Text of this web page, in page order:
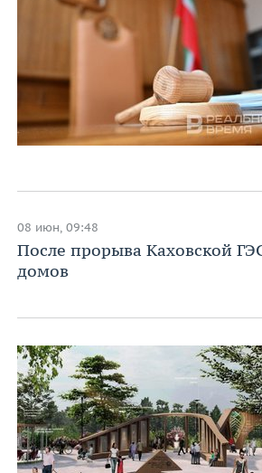
08 июн, 09:48
После прорыва Каховской
домов